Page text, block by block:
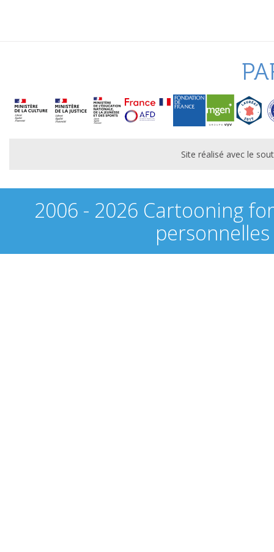
Site réalisé avec le
2006 - 2026 Cartooning
personnelles